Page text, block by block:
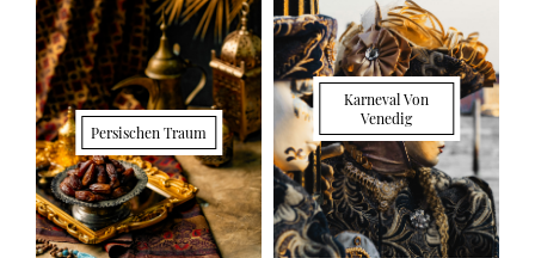
Persischen Traum
Karneval Von
Venedig